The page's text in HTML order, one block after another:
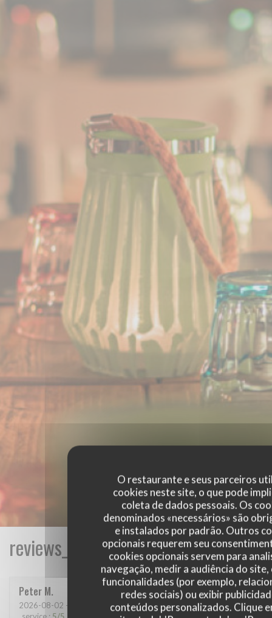
O restaurante e seus parceiros
cookies neste site, o que pode
coleta de dados pessoais. Os
denominados «necessários» são
e instalados por padrão. Outros
opcionais requerem seu
cookies opcionais servem para
navegação, medir a audiência do
funcionalidades (por exemplo,
redes sociais) ou exibir
conteúdos personalizados. Clique
Peter M
2026-08-02 - 18:00 - guests 2
service : 5/5 menu 5 /5 quality_price /5